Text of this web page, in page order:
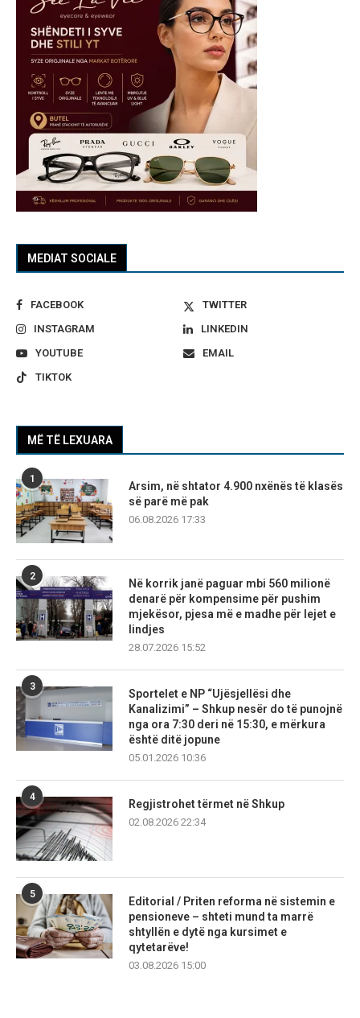
MEDIAT SOCIALE
FACEBOOK
TWITTER
INSTAGRAM
LINKEDIN
YOUTUBE
EMAIL
TIKTOK
MË TË LEXUARA
1
Arsim, në shtator 4.900 nxënës të klasës
së parë më pak
06.08.2026 17:33
2
Në korrik janë paguar mbi 560 milionë
denarë për kompensime për pushim
mjekësor, pjesa më e madhe për lejet e
lindjes
28.07.2026 15:52
3
Sportelet e NP “Ujësjellësi dhe
Kanalizimi” – Shkup nesër do të punojnë
nga ora 7:30 deri në 15:30, e mërkura
është ditë jopune
05.01.2026 10:36
4
Regjistrohet tërmet në Shkup
02.08.2026 22:34
5
Editorial / Priten reforma në sistemin e
pensioneve – shteti mund ta marrë
shtyllën e dytë nga kursimet e
qytetarëve!
03.08.2026 15:00